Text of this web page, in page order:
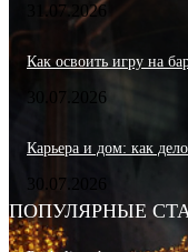
31.07.2026
Как освоить игру на
30.07.2026
Карьера и дом: как
30.07.2026
ПОПУЛЯРНЫЕ